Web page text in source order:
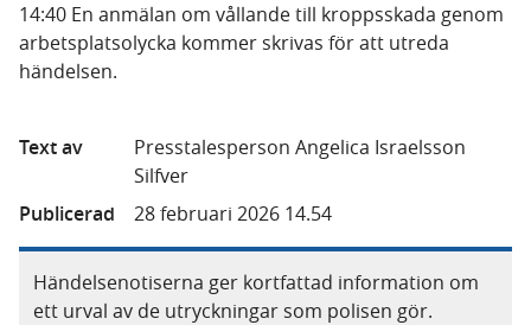
14:40 En anmälan om vållande till kroppsskada genom
arbetsplatsolycka kommer skrivas för att utreda
händelsen.
Text av
Presstalesperson Angelica Israelsson
Silfver
Publicerad
28 februari 2026 14.54
Händelsenotiserna ger kortfattad information om
ett urval av de utryckningar som polisen gör.